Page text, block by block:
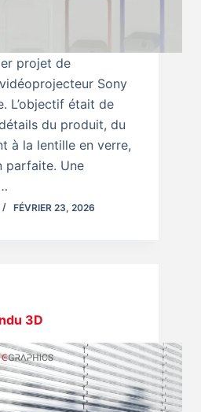
projet de
Sony
L’objectif était de
du produit, du
à la lentille en verre,
parfaite. Une
FÉVRIER 23, 2026
3D